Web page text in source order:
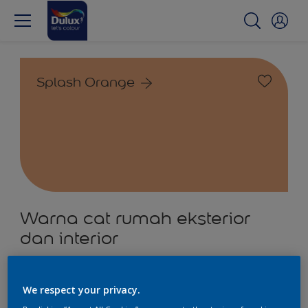
Splash Orange
Warna cat rumah eksterior
dan interior
We respect your privacy.